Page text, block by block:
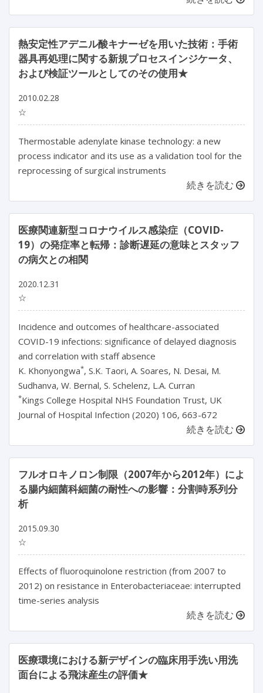
熱安定性アデニル酸キナーゼを用いた技術：手術
器具再処理に関する新規プロセスインジケータ、
および検証ツールとしてのその使用★
2010.02.28
☆
Thermostable adenylate kinase technology: a new
process indicator and its use as a validation tool for the
reprocessing of surgical instruments
続きを読む
医療関連新型コロナウイルス感染症（COVID-
19）の発症率と転帰：診断遅延の意味とスタッフ
の病欠との相関
2020.12.31
☆
Incidence and outcomes of healthcare-associated
COVID-19 infections: significance of delayed diagnosis
and correlation with staff absence
K. Khonyongwa*, S.K. Taori, A. Soares, N. Desai, M.
Sudhanva, W. Bernal, S. Schelenz, L.A. Curran
*Kings College Hospital NHS Foundation Trust, UK
Journal of Hospital Infection (2020) 106, 663-672
続きを読む
フルオロキノロン制限（2007年から2012年）によ
る腸内細菌科細菌の耐性への影響：分割時系列分
析
2015.09.30
☆
Effects of fluoroquinolone restriction (from 2007 to
2012) on resistance in Enterobacteriaceae: interrupted
time-series analysis
続きを読む
医療環境における新デザインの臨床用手洗い用洗
面台による飛沫産生の評価★